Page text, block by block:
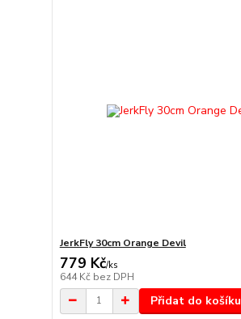
JerkFly 30cm Orange Devil
779 Kč/ks
644 Kč bez DPH
Přidat do košíku